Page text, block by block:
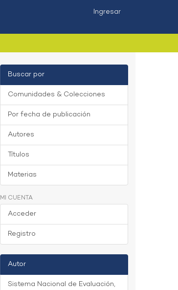
Ingresar
Buscar por
Comunidades & Colecciones
Por fecha de publicación
Autores
Títulos
Materias
MI CUENTA
Acceder
Registro
Autor
Sistema Nacional de Evaluación,